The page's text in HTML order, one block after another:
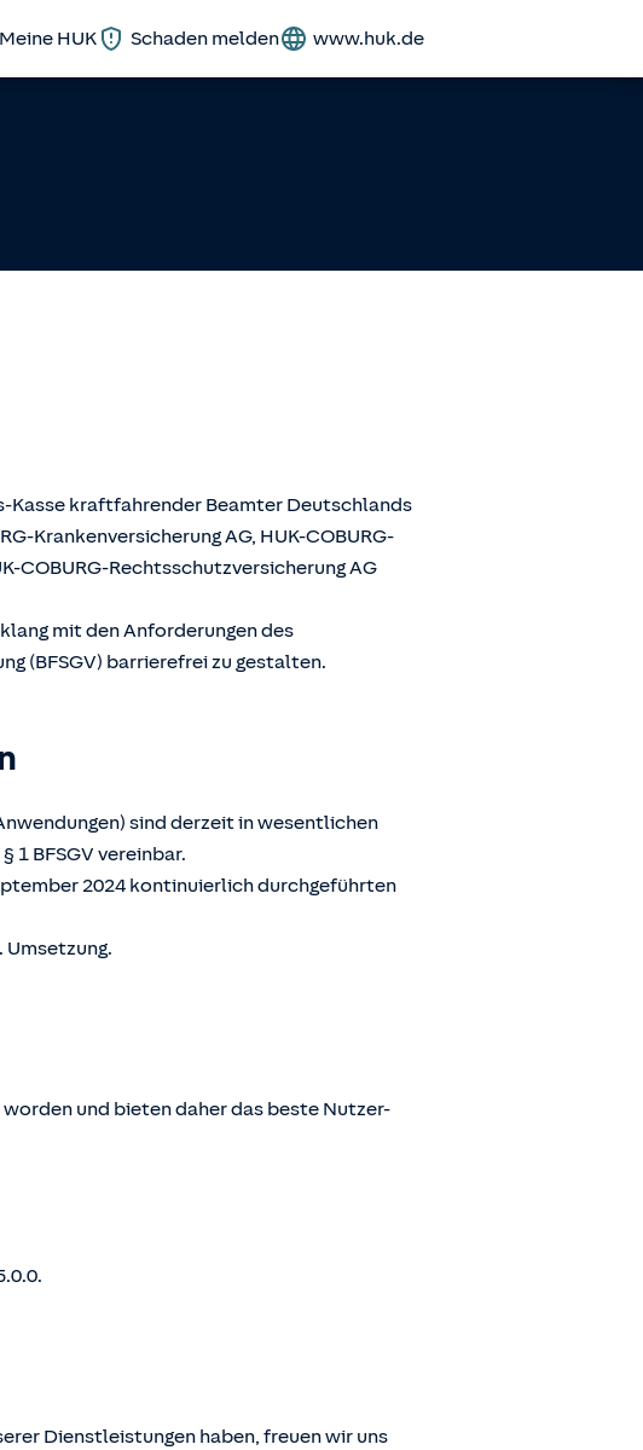
Meine HUK Schaden melden www.huk.de
Kasse kraftfahrender Beamter Deutschlands
Krankenversicherung AG, HUK-COBURG-
COBURG-Rechtsschutzversicherung AG
mit den Anforderungen des
(BFSGV) barrierefrei zu gestalten.
sind derzeit in wesentlichen
1 BFSGV vereinbar.
2024 kontinuierlich durchgeführten
und bieten daher das beste Nutzer-
Dienstleistungen haben, freuen wir uns